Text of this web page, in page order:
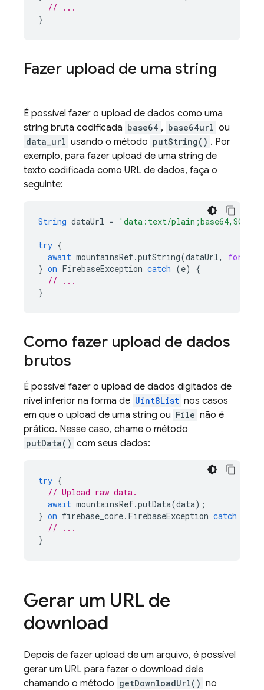
// ...
}
Fazer upload de uma string
É possível fazer o upload de dados como uma
string bruta codificada base64 , base64url ou
data_url usando o método putString() . Por
exemplo, para fazer upload de uma string de
texto codificada como URL de dados, faça o
seguinte:
String dataUrl = 'data:text/
try {
await mountainsRef.putString(dataUrl,
format:
} on FirebaseException catch (e)
{
// ...
}
Como fazer upload de dados
brutos
É possível fazer o upload de dados digitados de
nível inferior na forma de Uint8List nos casos
em que o upload de uma string ou File não é
prático. Nesse caso, chame o método
putData() com seus dados:
try {
// Upload raw data.
await mountainsRef.putData(data);
} on firebase_core. FirebaseException catch
// ...
}
Gerar um URL de
download
Depois de fazer upload de um arquivo, é possível
gerar um URL para fazer o download dele
chamando o método getDownloadUrl() no